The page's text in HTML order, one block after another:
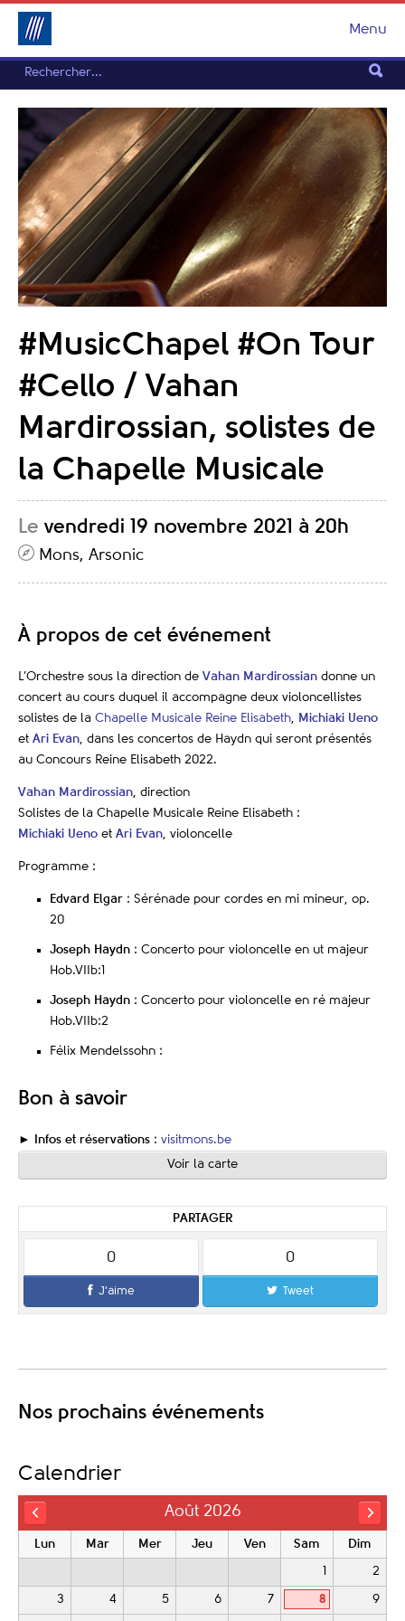
Menu
#MusicChapel #On Tour
#Cello / Vahan
Mardirossian, solistes de
la Chapelle Musicale
Le vendredi 19 novembre 2021 à 20h
Mons, Arsonic
À propos de cet événement
L’Orchestre sous la direction de Vahan Mardirossian donne un
concert au cours duquel il accompagne deux violoncellistes
solistes de la Chapelle Musicale Reine Elisabeth, Michiaki Ueno
et Ari Evan, dans les concertos de Haydn qui seront présentés
au Concours Reine Elisabeth 2022.
Vahan Mardirossian, direction
Solistes de la Chapelle Musicale Reine Elisabeth :
Michiaki Ueno et Ari Evan, violoncelle
Programme :
Edvard Elgar : Sérénade pour cordes en mi mineur, op.
20
Joseph Haydn : Concerto pour violoncelle en ut majeur
Hob.VIIb:1
Joseph Haydn : Concerto pour violoncelle en ré majeur
Hob.VIIb:2
Félix Mendelssohn :
Bon à savoir
► Infos et réservations : visitmons.be
Voir la carte
PARTAGER
0
J'aime
0
Tweet
Nos prochains événements
Calendrier
Août 2026
Lun Mar Mer Jeu Ven Sam Dim
1 2
3 4 5 6 7 8 9